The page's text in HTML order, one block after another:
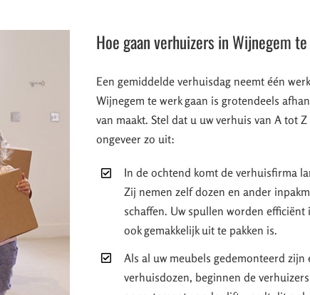
Hoe gaan verhuizers in Wijnegem
Een gemiddelde verhuisdag neemt één
Wijnegem te werk gaan is grotendeels
van maakt. Stel dat u uw verhuis van A tot
ongeveer zo uit:
In de ochtend komt de verhuisfirma
Zij nemen zelf dozen en ander
schaffen. Uw spullen worden
ook gemakkelijk uit te pakken is.
Als al uw meubels gedemonteerd
verhuisdozen, beginnen de